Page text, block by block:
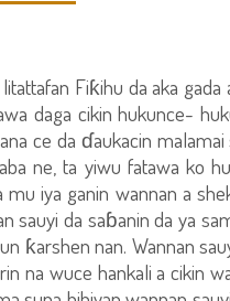
litattafan Fiƙihu da aka
daga cikin hukunce-
ce da ɗaukacin
ne, ta yiwu fatawa ko
mu iya ganin wannan a
sauyi da saɓanin da ya
ƙarshen nan. Wannan
na wuce hankali a cikin